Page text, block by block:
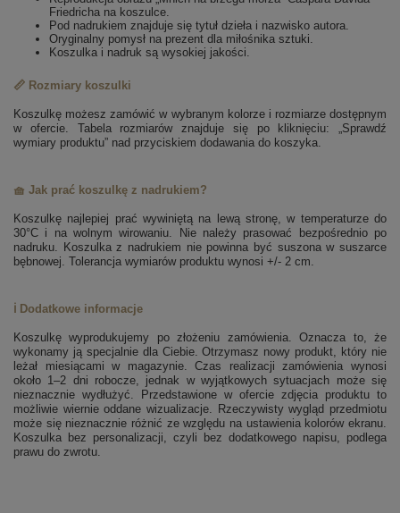
Friedricha na koszulce.
Pod nadrukiem znajduje się tytuł dzieła i nazwisko autora.
Oryginalny pomysł na prezent dla miłośnika sztuki.
Koszulka i nadruk są wysokiej jakości.
📏 Rozmiary koszulki
Koszulkę możesz zamówić w wybranym kolorze i rozmiarze dostępnym
w ofercie. Tabela rozmiarów znajduje się po kliknięciu: „Sprawdź
wymiary produktu” nad przyciskiem dodawania do koszyka.
🧺 Jak prać koszulkę z nadrukiem?
Koszulkę najlepiej prać wywiniętą na lewą stronę, w temperaturze do
30°C i na wolnym wirowaniu. Nie należy prasować bezpośrednio po
nadruku. Koszulka z nadrukiem nie powinna być suszona w suszarce
bębnowej. Tolerancja wymiarów produktu wynosi +/- 2 cm.
ℹ️ Dodatkowe informacje
Koszulkę wyprodukujemy po złożeniu zamówienia. Oznacza to, że
wykonamy ją specjalnie dla Ciebie. Otrzymasz nowy produkt, który nie
leżał miesiącami w magazynie. Czas realizacji zamówienia wynosi
około 1–2 dni robocze, jednak w wyjątkowych sytuacjach może się
nieznacznie wydłużyć. Przedstawione w ofercie zdjęcia produktu to
możliwie wiernie oddane wizualizacje. Rzeczywisty wygląd przedmiotu
może się nieznacznie różnić ze względu na ustawienia kolorów ekranu.
Koszulka bez personalizacji, czyli bez dodatkowego napisu, podlega
prawu do zwrotu.